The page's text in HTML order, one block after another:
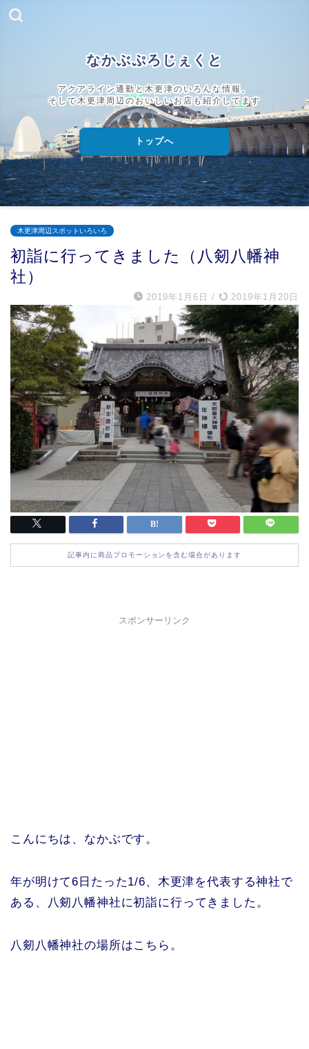
なかぶぷろじぇくと
アクアライン通勤と木更津のいろんな情報、
そして木更津周辺のおいしいお店も紹介してます
トップへ
木更津周辺スポットいろいろ
初詣に行ってきました（八剱八幡神
社）
2019年1月6日 / 2019年1月20日
記事内に商品プロモーションを含む場合があります
スポンサーリンク
こんにちは、なかぶです。
年が明けて6日たった1/6、木更津を代表する神社で
ある、八剱八幡神社に初詣に行ってきました。
八剱八幡神社の場所はこちら。